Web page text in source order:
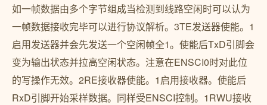
如一帧数据由多个字节组成当检测到线路空闲时可以认为
一帧数据接收完毕可以进行协议解析。3TE发送器使能。1
启用发送器并会先发送一个空闲帧全1。使能后TxD引脚会
变为输出状态并拉高空闲状态。注意在ENSCI0时对此位
的写操作无效。2RE接收器使能。1启用接收器。使能后
RxD引脚开始采样数据。同样受ENSCI控制。1RWU接收